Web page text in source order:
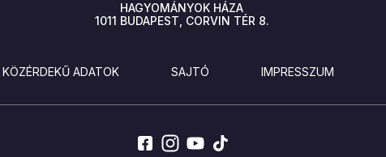
HAGYOMÁNYOK HÁZA
1011 BUDAPEST CORVIN TÉR 8.
KÖZÉRDEKŰ ADATOK SAJTÓ IMPRESSZUM